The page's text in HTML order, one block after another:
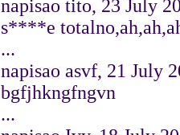
napisao tito, 23 July
s****e
...
napisao asvf, 21 July
bgfjhkngfngvn
...